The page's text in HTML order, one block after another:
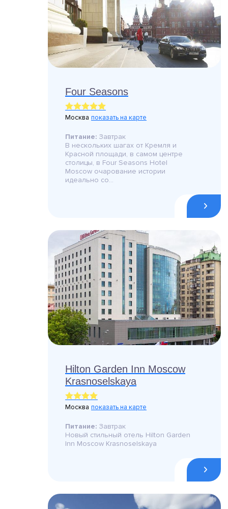
Four Seasons
Москва показать на карте
Питание: Завтрак
В нескольких шагах от Кремля и
Красной площади, в самом центре
столицы, в Four Seasons Hotel
Moscow очарование истории
идеально со...
Hilton Garden Inn Moscow
Krasnoselskaya
Москва показать на карте
Питание: Завтрак
Новый стильный отель Hilton Garden
Inn Moscow Krasnoselskaya